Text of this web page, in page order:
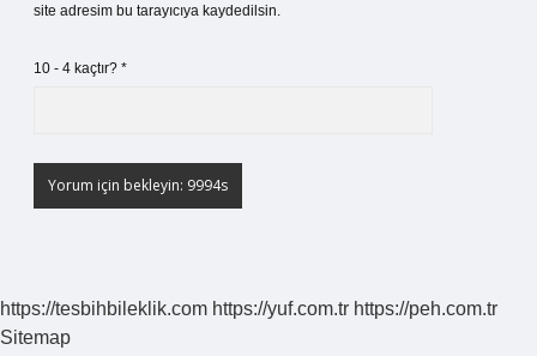
site adresim bu tarayıcıya kaydedilsin.
10 - 4 kaçtır? *
https://tesbihbileklik.com https://yuf.com.tr https://peh.com.tr
Sitemap